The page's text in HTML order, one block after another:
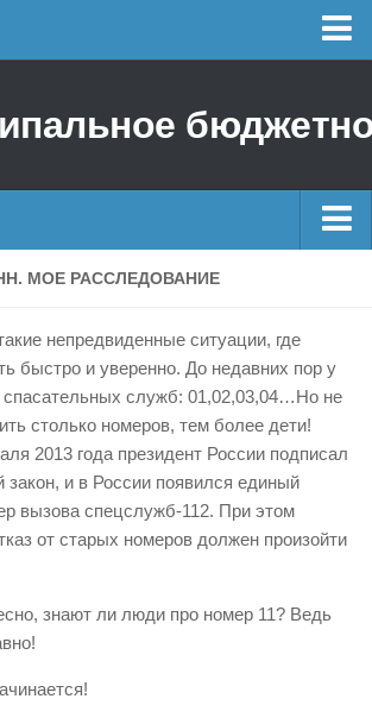
отряд г. Уфы
пострадавших
опасных производственных объектов
образовательных услуг
МОЕ РАССЛЕДОВАНИЕ
непредвиденные ситуации, где
быстро и уверенно. До недавних пор у
служб: 01,02,03,04…Но не
столько номеров, тем более дети!
2013 года президент России подписал
закон, и в России появился единый
вызова спецслужб-112. При этом
от старых номеров должен произойти
знают ли люди про номер 11? Ведь